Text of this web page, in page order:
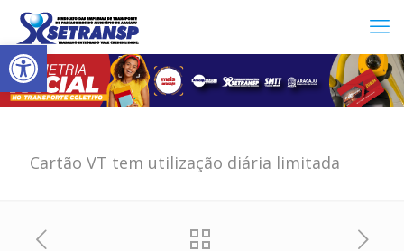
Abrir a barra de ferramentas
Cartão VT tem utilização diária limitada